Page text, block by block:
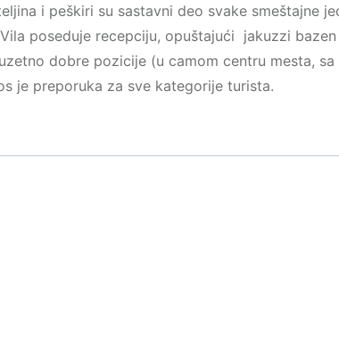
i peškiri su sastavni deo svake smeštajne
poseduje recepciju, opuštajući jakuzzi
dobre pozicije (u camom centru mesta,
je preporuka za sve kategorije turista.